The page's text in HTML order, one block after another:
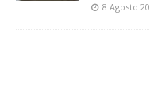
8 Agosto